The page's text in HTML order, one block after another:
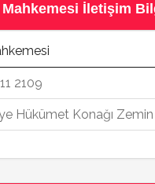
Mahkemesi İletişim
2109
Hükümet Konağı